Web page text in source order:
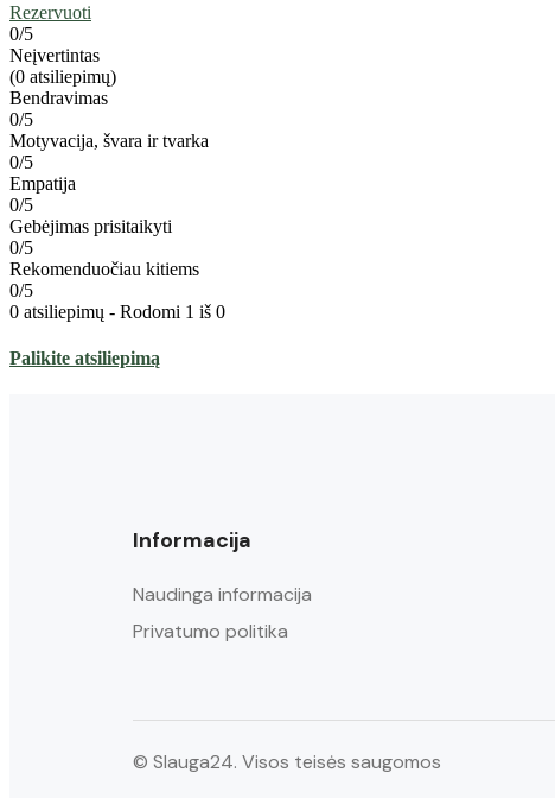
Rezervuoti
0/5
Neįvertintas
(0 atsiliepimų)
Bendravimas
0/5
Motyvacija, švara ir tvarka
0/5
Empatija
0/5
Gebėjimas prisitaikyti
0/5
Rekomenduočiau kitiems
0/5
0 atsiliepimų - Rodomi 1 iš 0
Palikite atsiliepimą
Informacija
Naudinga informacija
Privatumo politika
© Slauga24. Visos teisės saugomos